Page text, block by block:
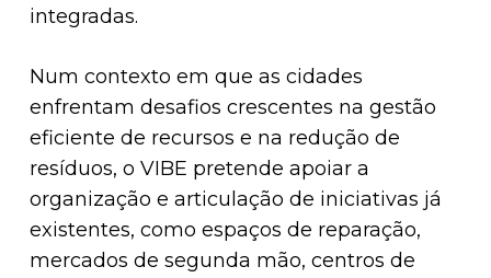
integradas.
Num contexto em que as cidades
enfrentam desafios crescentes na gestão
eficiente de recursos e na redução de
resíduos, o VIBE pretende apoiar a
organização e articulação de iniciativas já
existentes, como espaços de reparação,
mercados de segunda mão, centros de